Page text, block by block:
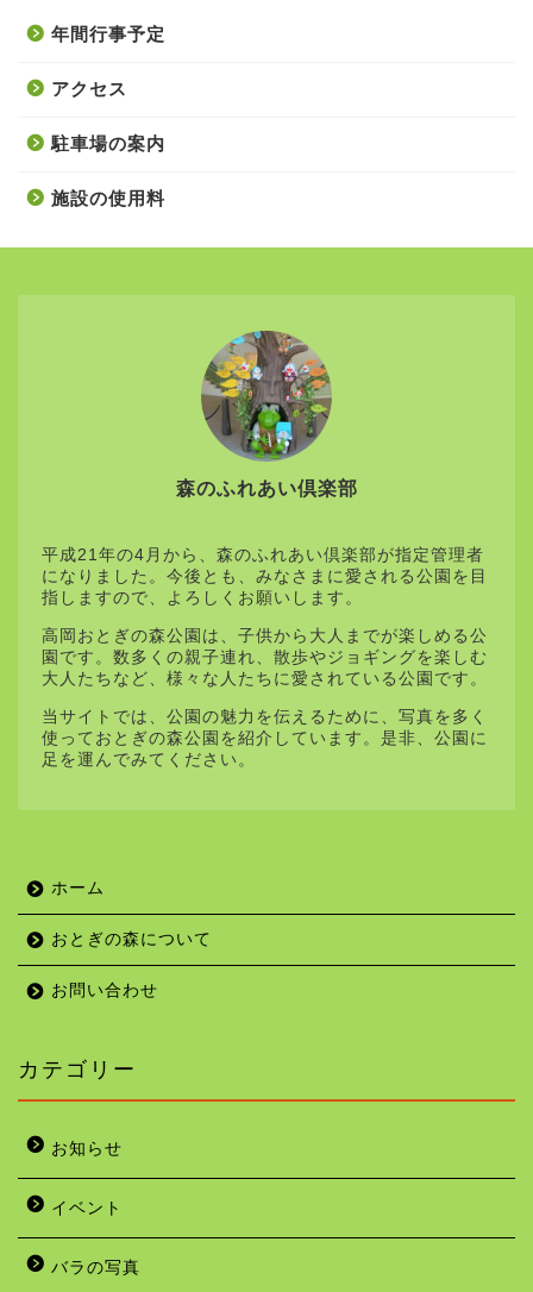
年間行事予定
アクセス
駐車場の案内
施設の使用料
森のふれあい倶楽部
平成21年の4月から、森のふれあい倶楽部が指定管理者
になりました。今後とも、みなさまに愛される公園を目
指しますので、よろしくお願いします。
高岡おとぎの森公園は、子供から大人までが楽しめる公
園です。数多くの親子連れ、散歩やジョギングを楽しむ
大人たちなど、様々な人たちに愛されている公園です。
当サイトでは、公園の魅力を伝えるために、写真を多く
使っておとぎの森公園を紹介しています。是非、公園に
足を運んでみてください。
ホーム
おとぎの森について
お問い合わせ
カテゴリー
お知らせ
イベント
バラの写真